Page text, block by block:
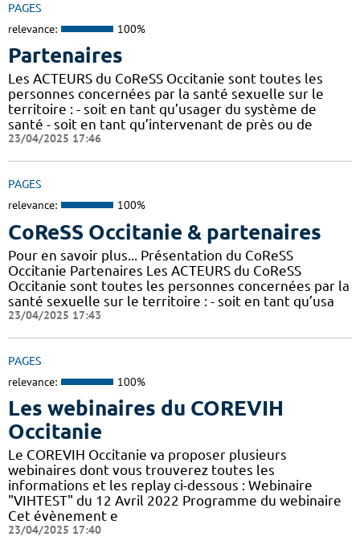
PAGES
relevance: 100%
Partenaires
Les ACTEURS du CoReSS Occitanie sont toutes les
personnes concernées par la santé sexuelle sur le
territoire : - soit en tant qu’usager du système de
santé - soit en tant qu’intervenant de près ou de
23/04/2025 17:46
PAGES
relevance: 100%
CoReSS Occitanie & partenaires
Pour en savoir plus... Présentation du CoReSS
Occitanie Partenaires Les ACTEURS du CoReSS
Occitanie sont toutes les personnes concernées par la
santé sexuelle sur le territoire : - soit en tant qu’usa
23/04/2025 17:43
PAGES
relevance: 100%
Les webinaires du COREVIH
Occitanie
Le COREVIH Occitanie va proposer plusieurs
webinaires dont vous trouverez toutes les
informations et les replay ci-dessous : Webinaire
"VIHTEST" du 12 Avril 2022 Programme du webinaire
Cet évènement e
23/04/2025 17:40